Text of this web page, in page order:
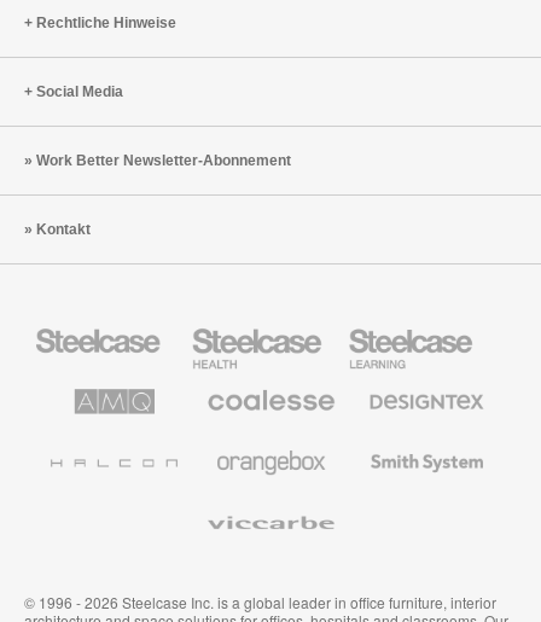
Rechtliche Hinweise
Social Media
Work Better Newsletter-Abonnement
Kontakt
Büromöbel
Health
Education
Möbel
Solutions
Büromöbel
Textilien
System
© 1996 - 2026 Steelcase Inc. is a global leader in office furniture, interior